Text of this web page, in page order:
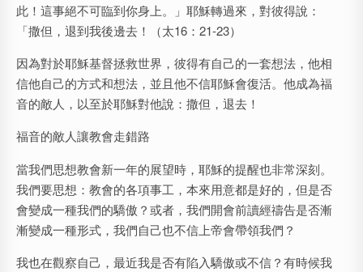
此！這事絕不可臨到你身上。」耶穌轉過來，對彼得說：
「撒但，退到我後邊去！（太16：21-23）
因為對於耶穌基督拯救世界，彼得有自己的一套想法，他相
信他自己的方式和想法，並且他不信耶穌會復活。他成為福
音的敵人，以至於耶穌對他說：撒但，退去！
福音的敵人讓教會走錯路
當我們思想教會新一年的展望時，耶穌的提醒也非常深刻。
我們要思想：教會的各項事工，本來用意都是好的，但是否
會變成一種我們的驕傲？或者，我們開會前讀經禱告是否漸
漸變成一種形式，我們自己也不信上帝會帶領我們？
我也在觀察自己，最近我是否有陷入驕傲或不信？有時候我